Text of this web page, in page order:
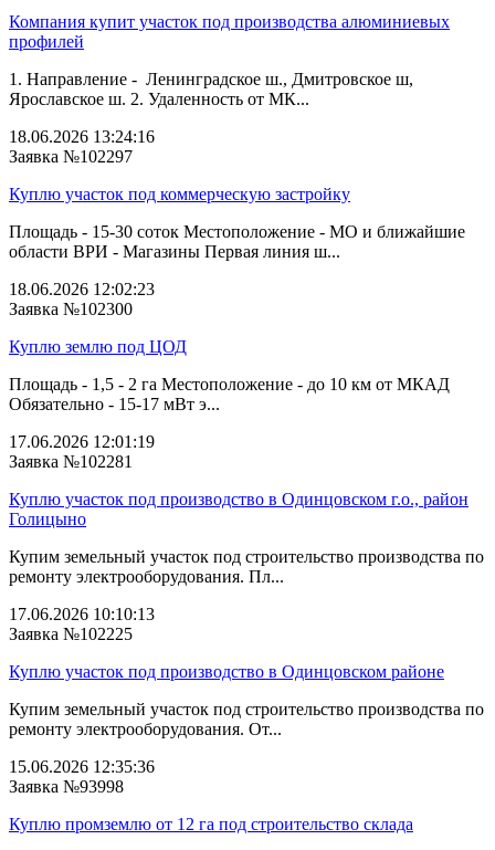
Компания купит участок под производства алюминиевых
профилей
1. Направление - Ленинградское ш., Дмитровское ш,
Ярославское ш. 2. Удаленность от МК...
18.06.2026 13:24:16
Заявка №102297
Куплю участок под коммерческую застройку
Площадь - 15-30 соток Местоположение - МО и ближайшие
области ВРИ - Магазины Первая линия ш...
18.06.2026 12:02:23
Заявка №102300
Куплю землю под ЦОД
Площадь - 1,5 - 2 га Местоположение - до 10 км от МКАД
Обязательно - 15-17 мВт э...
17.06.2026 12:01:19
Заявка №102281
Куплю участок под производство в Одинцовском г.о., район
Голицыно
Купим земельный участок под строительство производства по
ремонту электрооборудования. Пл...
17.06.2026 10:10:13
Заявка №102225
Куплю участок под производство в Одинцовском районе
Купим земельный участок под строительство производства по
ремонту электрооборудования. От...
15.06.2026 12:35:36
Заявка №93998
Куплю промземлю от 12 га под строительство склада